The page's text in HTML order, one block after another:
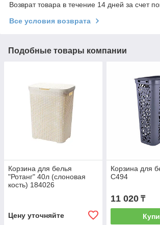
Возврат товара в течение 14 дней за счет
Все условия возврата
Подобные товары компании
Корзина для белья
"Ротанг" 40л (слоновая
кость) 184026
Цену уточняйте
Корзина для
С494
11 020₸